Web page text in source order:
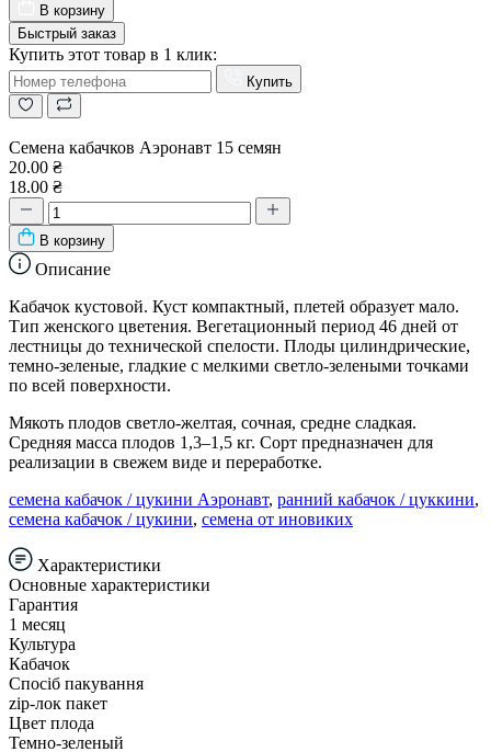
В корзину
Быстрый заказ
Купить этот товар в 1 клик:
Купить
Семена кабачков Аэронавт 15 семян
20.00 ₴
18.00 ₴
В корзину
Описание
Кабачок кустовой. Куст компактный, плетей образует мало.
Тип женского цветения. Вегетационный период 46 дней от
лестницы до технической спелости. Плоды цилиндрические,
темно-зеленые, гладкие с мелкими светло-зелеными точками
по всей поверхности.
Мякоть плодов светло-желтая, сочная, средне сладкая.
Средняя масса плодов 1,3–1,5 кг. Сорт предназначен для
реализации в свежем виде и переработке.
семена кабачок / цукини Аэронавт, ранний кабачок / цуккини,
семена кабачок / цукини, семена от иновиких
Характеристики
Основные характеристики
Гарантия
1 месяц
Культура
Кабачок
Спосіб пакування
zip-лок пакет
Цвет плода
Темно-зеленый